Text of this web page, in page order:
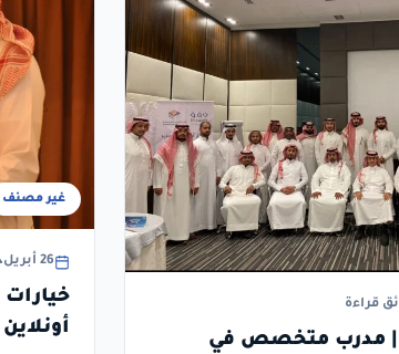
| مدرب متخصص في
غير مصنف
26 أبريل، 2026
خيارات